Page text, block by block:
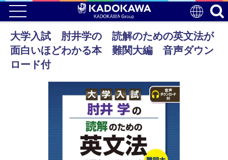
大学入試 肘井学の 読解のための英文法が
面白いほどわかる本 難関大編 音声ダウン
ロード付